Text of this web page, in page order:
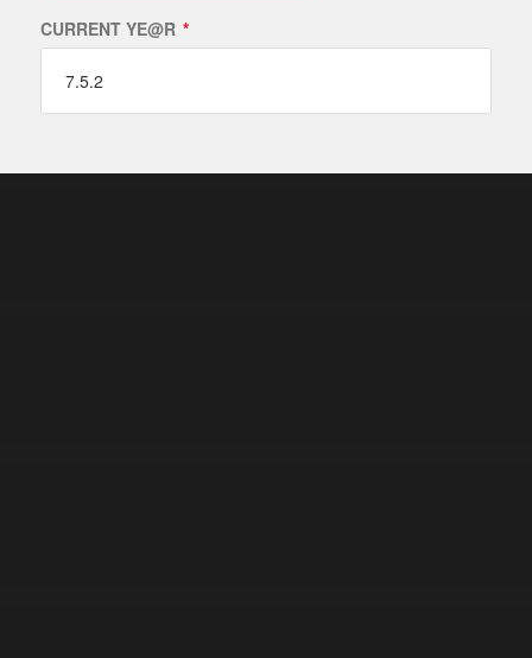
CURRENT YE@R *